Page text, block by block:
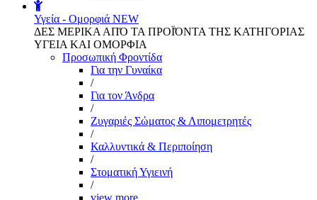
Υγεία - Ομορφιά NEW
ΔΕΣ ΜΕΡΙΚΑ ΑΠΌ ΤΑ ΠΡΟΪΌΝΤΑ ΤΗΣ ΚΑΤΗΓΟΡΙΑΣ
ΥΓΕΙΑ ΚΑΙ ΟΜΟΡΦΙΑ
Προσωπική Φροντίδα
Για την Γυναίκα
/
Για τον Άνδρα
/
Ζυγαριές Σώματος & Λιπομετρητές
/
Καλλυντικά & Περιποίηση
/
Στοματική Υγιεινή
/
view more